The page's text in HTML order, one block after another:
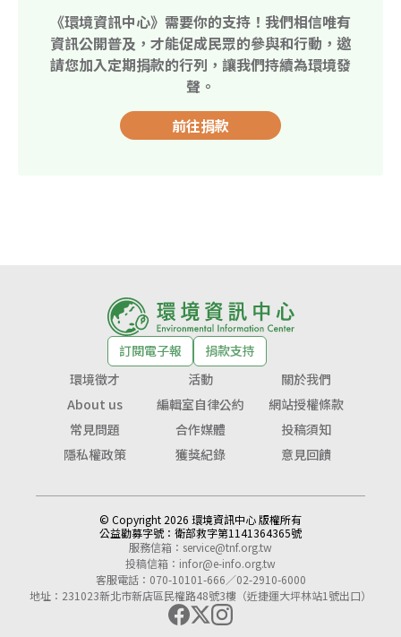
《環境資訊中心》需要你的支持！我們相信唯有
資訊公開普及，才能促成民眾的參與和行動，邀
請您加入定期捐款的行列，讓我們持續為環境發
聲。
前往捐款
訂閱電子報
捐款支持
環境徵才
活動
關於我們
About us
編輯室自律公約
網站授權條款
常見問題
合作媒體
投稿須知
隱私權政策
獲獎紀錄 意見回饋
© Copyright 2026 環境資訊中心 版權所有
公益勸募字號： 衛部救字第1141364365號
服務信箱： service@tnf.org.tw
投稿信箱： infor@e-info.org.tw
客服電話：070-10101-666／02-2910-6000
地址：231023新北市新店區民權路48號3樓（近捷運大坪林站1號出口）